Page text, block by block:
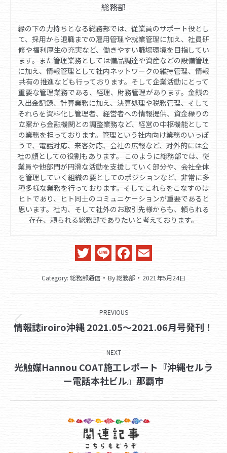
総務部
縁の下の力持ちとなる総務部では、従業員のサポート役とし
て、採用から退職までの雇用管理や就業管理に加え、社員研
修や福利厚生の充実など、働きやすい職場環境を目指してい
ます。また管理業務としては備品調達や資産などの設備管理
に加え、情報管理として社内ネットワークの維持管理、情報
共有の推進なども行っております。そして企業活動にとって
重要な管理業務である、経理、財務管理があります。金銭の
入出金記録、計算業務に加え、決算処理や税務管理、そして
それらを資料化し管理者、経営者への情報提供、資金繰りの
立案から金融機関との調整業務など、経営の中枢機能として
の業務を担っております。管理という社内向け業務のいっぽ
うで、電話対応、来客対応、会社の広報など、対外的には会
社の顔としての役割もあります。 このように総務部では、従
業員や他部門が円滑な活動を支援していく部分や、会社全体
を管理していく組織の要としてのポジションなど、非常に多
種多様な業務を行っております。そしてこれらをこなすのは
ヒトであり、ヒト同士のコミュニケーションが重要であると
思います。社内、そして社外のお取引先様からも、頼られる
存在、頼られる総務部でありたいと考えております。
Twitter
LineFacebook
Category: 総務部通信 By総務部 2021年5月24日
navigation
PREVIOUS
Previous
情報誌iroiro沖縄 2021.05～2021.06月号発刊！
NEXT
Next
post:
光触媒Hannou COAT施工レポート『沖縄セルラ
ー電話本社ビル』那覇市